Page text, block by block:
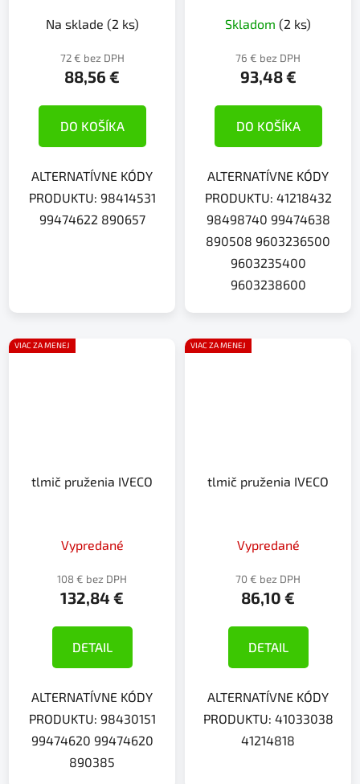
Na sklade (2 ks)
72 € bez DPH
88,56 €
DO KOŠÍKA
ALTERNATÍVNE KÓDY
PRODUKTU: 98414531
99474622 890657
Skladom (2 ks)
76 € bez DPH
93,48 €
DO KOŠÍKA
ALTERNATÍVNE KÓDY
PRODUKTU: 41218432
98498740 99474638
890508 9603236500
9603235400
9603238600
VIAC ZA MENEJ
tlmič pruženia IVECO
Vypredané
108 € bez DPH
132,84 €
DETAIL
ALTERNATÍVNE KÓDY
PRODUKTU: 98430151
99474620 99474620
890385
VIAC ZA MENEJ
tlmič pruženia IVECO
Vypredané
70 € bez DPH
86,10 €
DETAIL
ALTERNATÍVNE KÓDY
PRODUKTU: 41033038
41214818